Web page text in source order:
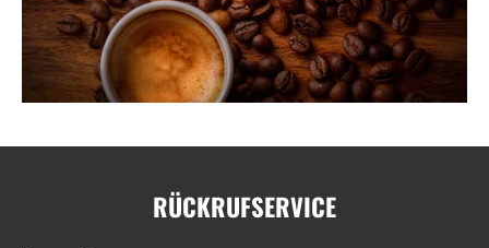
RÜCKRUFSERVICE